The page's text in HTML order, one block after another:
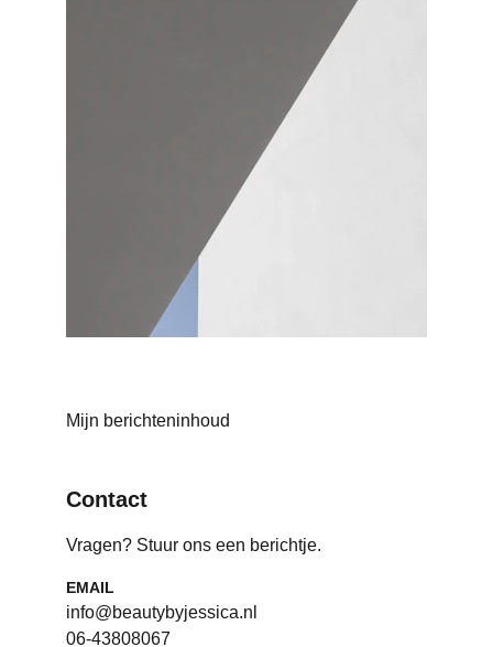
Mijn berichteninhoud
Contact
Vragen? Stuur ons een berichtje.
EMAIL
info@beautybyjessica.nl
06-43808067